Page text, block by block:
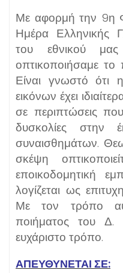
Με αφορμή την 9η
Ημέρα Ελληνικής
του εθνικού
οπτικοποιήσαμε
Είναι γνωστό ότι
εικόνων έχει
σε περιπτώσεις
δυσκολίες στην
συναισθημάτων.
σκέψη
εποικοδομητική
λογίζεται ως
Με τον τρόπο
ποιήματος του Δ.
ευχάριστο τρόπο.
ΑΠΕΥΘΥΝΕΤΑΙ ΣΕ: